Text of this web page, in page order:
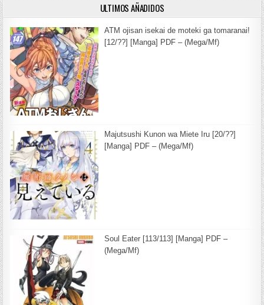
ULTIMOS AÑADIDOS
ATM ojisan isekai de moteki ga tomaranai!
[12/??] [Manga] PDF – (Mega/Mf)
Majutsushi Kunon wa Miete Iru [20/??]
[Manga] PDF – (Mega/Mf)
Soul Eater [113/113] [Manga] PDF –
(Mega/Mf)